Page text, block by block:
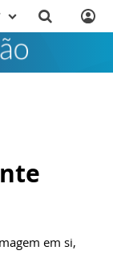
em si,